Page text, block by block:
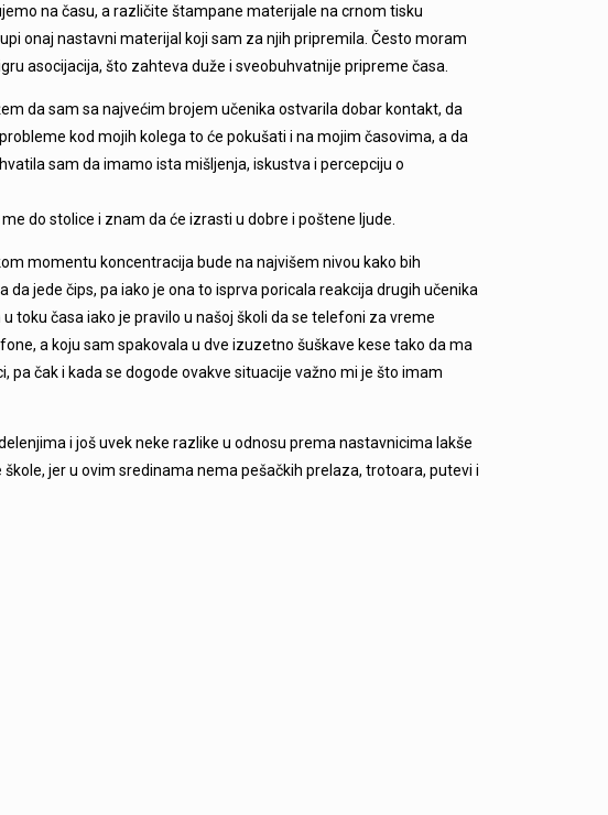
na času, a različite štampane materijale na crnom tisku
onaj nastavni materijal koji sam za njih pripremila. Često moram
asocijacija, što zahteva duže i sveobuhvatnije pripreme časa.
da sam sa najvećim brojem učenika ostvarila dobar kontakt, da
kod mojih kolega to će pokušati i na mojim časovima, a da
sam da imamo ista mišljenja, iskustva i percepciju o
do stolice i znam da će izrasti u dobre i poštene ljude.
momentu koncentracija bude na najvišem nivou kako bih
jede čips, pa iako je ona to isprva poricala reakcija drugih učenika
toku časa iako je pravilo u našoj školi da se telefoni za vreme
a koju sam spakovala u dve izuzetno šuškave kese tako da ma
čak i kada se dogode ovakve situacije važno mi je što imam
i još uvek neke razlike u odnosu prema nastavnicima lakše
jer u ovim sredinama nema pešačkih prelaza, trotoara, putevi i